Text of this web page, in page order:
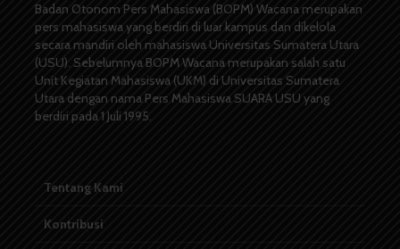
Badan Otonom Pers Mahasiswa (BOPM) Wacana merupakan
pers mahasiswa yang berdiri di luar kampus dan dikelola
secara mandiri oleh mahasiswa Universitas Sumatera Utara
(USU). Sebelumnya BOPM Wacana merupakan salah satu
Unit Kegiatan Mahasiswa (UKM) di Universitas Sumatera
Utara dengan nama Pers Mahasiswa SUARA USU yang
berdiri pada 1 Juli 1995.
Tentang Kami
Kontribusi